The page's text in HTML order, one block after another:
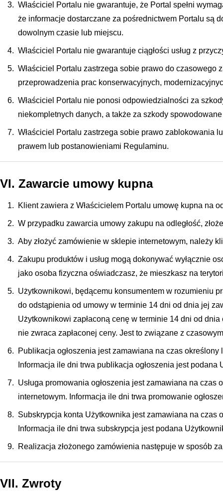
Właściciel Portalu nie gwarantuje, że Portal spełni
że informacje dostarczane za pośrednictwem Portalu są
dowolnym czasie lub miejscu.
Właściciel Portalu nie gwarantuje ciągłości usług z
Właściciel Portalu zastrzega sobie prawo do
przeprowadzenia prac konserwacyjnych,
Właściciel Portalu nie ponosi odpowiedzialności za
niekompletnych danych, a także za szkody spowodowane
Właściciel Portalu zastrzega sobie prawo zablokowania
prawem lub postanowieniami Regulaminu.
VI. Zawarcie umowy kupna
Klient zawiera z Właścicielem Portalu umowę kupna na
W przypadku zawarcia umowy zakupu na odległość,
Aby złożyć zamówienie w sklepie internetowym, należy
Zakupu produktów i usług mogą dokonywać wyłącznie
jako osoba fizyczna oświadczasz, że mieszkasz na
Użytkownikowi, będącemu konsumentem w rozumieniu
do odstąpienia od umowy w terminie 14 dni od dnia jej
Użytkownikowi zapłaconą cenę w terminie 14 dni od
nie zwraca zapłaconej ceny. Jest to związane z
Publikacja ogłoszenia jest zamawiana na czas
Informacja ile dni trwa publikacja ogłoszenia jest
Usługa promowania ogłoszenia jest zamawiana na
internetowym. Informacja ile dni trwa promowanie
Subskrypcja konta Użytkownika jest zamawiana na
Informacja ile dni trwa subskrypcja jest podana
Realizacja złożonego zamówienia następuje w sposób
VII. Zwroty